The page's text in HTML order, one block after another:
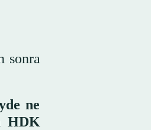
sonra
ne
HDK